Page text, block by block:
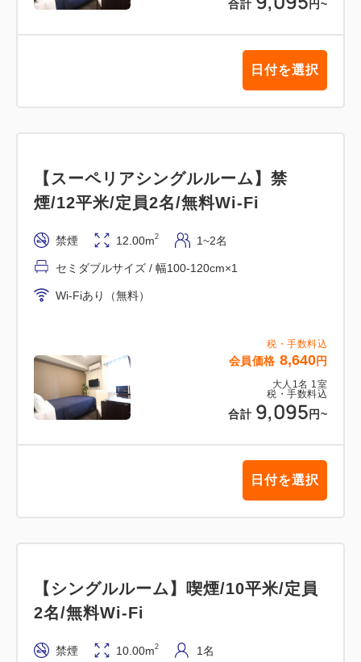
合計 円~
日付を選択
税・手数料込
会員価格 8,640円
大人 1 名 1 室
税・手数料込
合計 9,095 円~
【スーペリアシングルルーム】禁
煙/12平米/定員2名/無料Wi-Fi
禁煙 12.00m2 1~2名
セミダブルサイズ / 幅100-120cm×1
Wi-Fiあり（無料）
日付を選択
【シングルルーム】喫煙/10平米/定員
2名/無料Wi-Fi
禁煙 10.00m2 1名